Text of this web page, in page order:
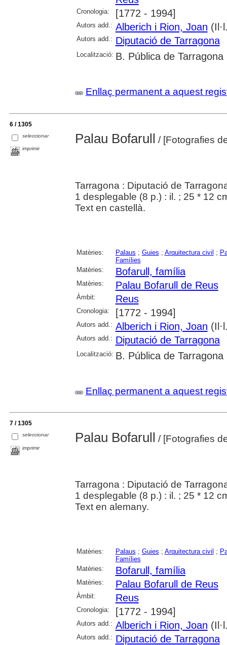
Cronologia: [1772 - 1994]
Autors add.: Alberich i Rion, Joan
Autors add.: Diputació de Tarragona
Localització: B. Pública de Tarragona
Enllaç permanent a aquest
6 / 1305
seleccionar
imprimir
Palau Bofarull / [Fotografies
Tarragona : Diputació de
1 desplegable (8 p.) : il. ; 25 * 12
Text en castellà.
Matèries: Palaus ; Guies ; Arquitectura civil ;
Famílies
Matèries:
Bofarull, família
Matèries: Palau Bofarull de Reus
Àmbit: Reus
Cronologia: [1772 - 1994]
Autors add.: Alberich i Rion, Joan
Autors add.: Diputació de Tarragona
Localització: B. Pública de Tarragona
Enllaç permanent a aquest
7 / 1305
seleccionar
imprimir
Palau Bofarull / [Fotografies
Tarragona : Diputació de
1 desplegable (8 p.) : il. ; 25 * 12
Text en alemany.
Matèries: Palaus ; Guies ; Arquitectura civil ;
Famílies
Matèries:
Bofarull, família
Matèries: Palau Bofarull de Reus
Àmbit: Reus
Cronologia: [1772 - 1994]
Autors add.: Alberich i Rion, Joan
Autors add.: Diputació de Tarragona